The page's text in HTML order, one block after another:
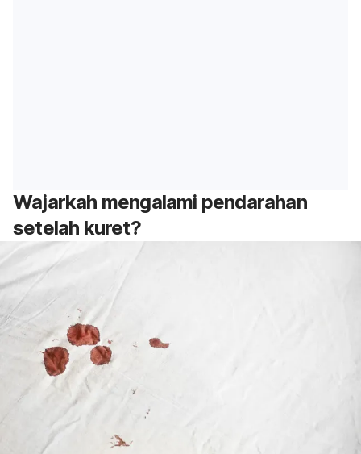
Wajarkah mengalami pendarahan
setelah kuret?